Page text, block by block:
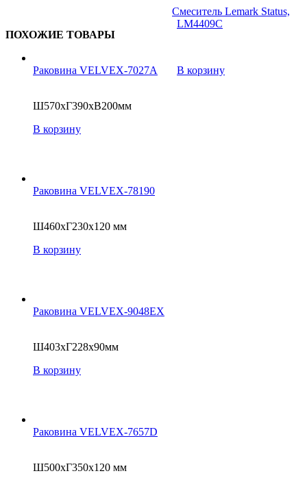
ПОХОЖИЕ ТОВАРЫ
Раковина VELVEX-7027A
Ш570xГ390xВ200мм
В корзину
Раковина VELVEX-78190
Ш460xГ230x120 мм
В корзину
Раковина VELVEX-9048EX
Ш403xГ228x90мм
В корзину
Раковина VELVEX-7657D
Ш500xГ350x120 мм
Смеситель Lemark Status,
LM4409C
В корзину